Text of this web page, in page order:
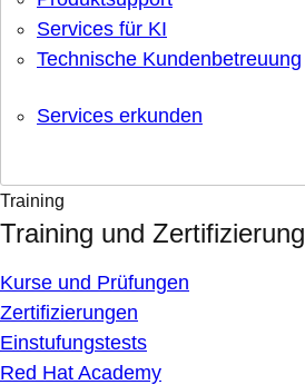
Services für KI
Technische Kundenbetreuung
Services erkunden
Training
Training und Zertifizierung
Kurse und Prüfungen
Zertifizierungen
Einstufungstests
Red Hat Academy